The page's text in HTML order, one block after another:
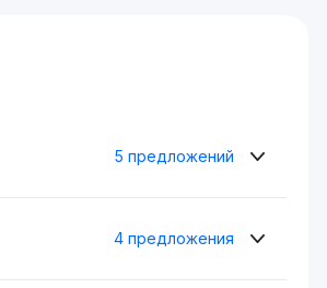
5 предложений
4 предложения